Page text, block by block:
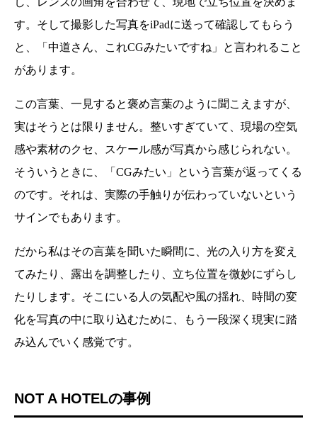
す。そして撮影した写真をiPadに送って確認してもらう
と、「中道さん、これCGみたいですね」と言われること
があります。
この言葉、一見すると褒め言葉のように聞こえますが、
実はそうとは限りません。整いすぎていて、現場の空気
感や素材のクセ、スケール感が写真から感じられない。
そういうときに、「CGみたい」という言葉が返ってくる
のです。それは、実際の手触りが伝わっていないという
サインでもあります。
だから私はその言葉を聞いた瞬間に、光の入り方を変え
てみたり、露出を調整したり、立ち位置を微妙にずらし
たりします。そこにいる人の気配や風の揺れ、時間の変
化を写真の中に取り込むために、もう一段深く現実に踏
み込んでいく感覚です。
NOT A HOTELの事例